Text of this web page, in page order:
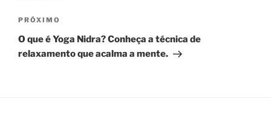
Próximo
post
PRÓXIMO
O que é Yoga Nidra? Conheça a técnica de
relaxamento que acalma a mente.